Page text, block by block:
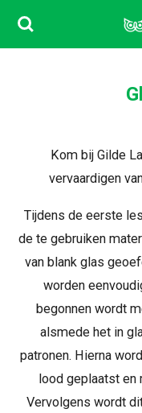
Ga
Kom bij Gilde
vervaardigen
Tijdens de eerste
de te gebruiken
van blank glas
worden
begonnen wordt
alsmede het in
patronen. Hierna
lood geplaatst en
Vervolgens wordt